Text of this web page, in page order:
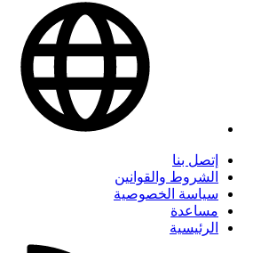
إتصل بنا
الشروط والقوانين
سياسة الخصوصية
مساعدة
الرئيسية